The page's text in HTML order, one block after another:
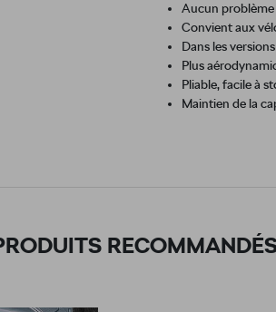
Aucun problème
Convient aux
Dans les
Plus
Pliable, facile à
Maintien de la